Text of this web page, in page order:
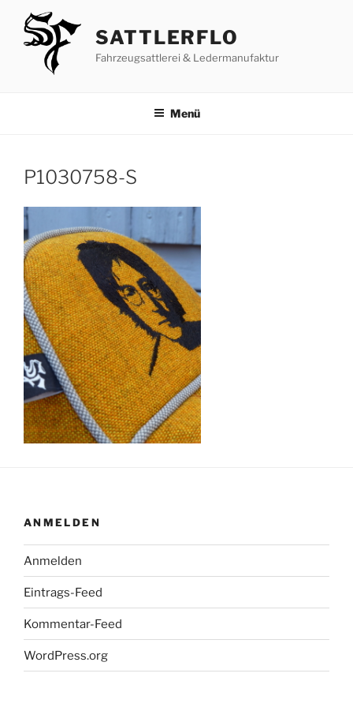
Inhalt
springen
SATTLERFLO
Fahrzeugsattlerei & Ledermanufaktur
Menü
P1030758-S
ANMELDEN
Anmelden
Eintrags-Feed
Kommentar-Feed
WordPress.org